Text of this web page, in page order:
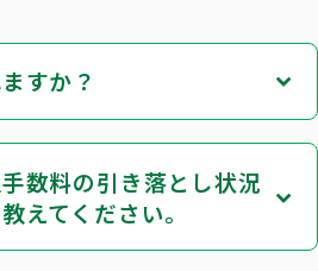
すか？
数料の引き落とし状況
えてください。